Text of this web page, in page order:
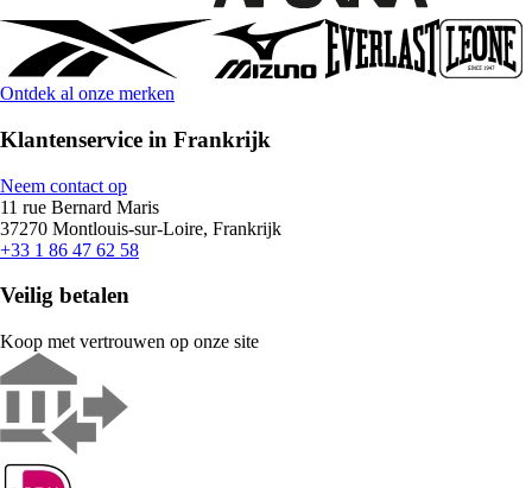
Ontdek al onze merken
Klantenservice in Frankrijk
Neem contact op
11 rue Bernard Maris
37270 Montlouis-sur-Loire, Frankrijk
+33 1 86 47 62 58
Veilig betalen
Koop met vertrouwen op onze site